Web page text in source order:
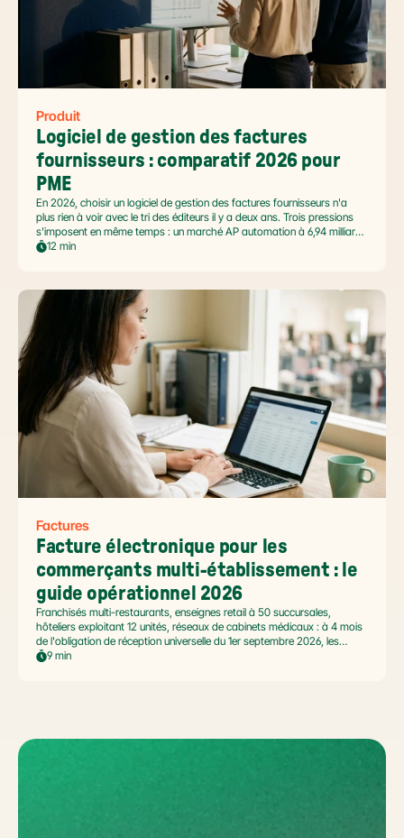
Produit
Logiciel de gestion des factures
fournisseurs : comparatif 2026 pour
PME
En 2026, choisir un logiciel de gestion des factures fournisseurs n'a
plus rien à voir avec le tri des éditeurs il y a deux ans. Trois pressions
s'imposent en même temps : un marché AP automation à 6,94 milliards
USD en pleine accélération, une réforme facture électronique 2026 qui
de traitement, selon Forrester 2026). Ce comparatif passe en revue 8
outils pertinents pour les PME françaises et le positionnement de Libeo
dans ce paysage en mouvement.
12 min
Factures
Facture électronique pour les
commerçants multi-établissement : le
guide opérationnel 2026
Franchisés multi-restaurants, enseignes retail à 50 succursales,
hôteliers exploitant 12 unités, réseaux de cabinets médicaux : à 4 mois
de l'obligation de réception universelle du 1er septembre 2026, les
commerçants multi-établissement ont un défi spécifique. Ce guide
9 min